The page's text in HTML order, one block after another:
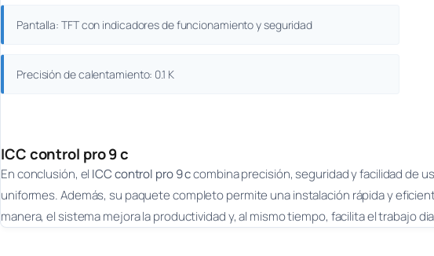
Pantalla: TFT con indicadores de funcionamiento y seguridad
Precisión de calentamiento: 0.1 K
ICC control pro 9 c
En conclusión, el ICC control pro 9 ccombina precisión, seguridad y facilidad de
uniformes. Además, su paquete completo permite una instalación rápida y
manera, el sistema mejora la productividad y, al mismo tiempo, facilita el trabajo